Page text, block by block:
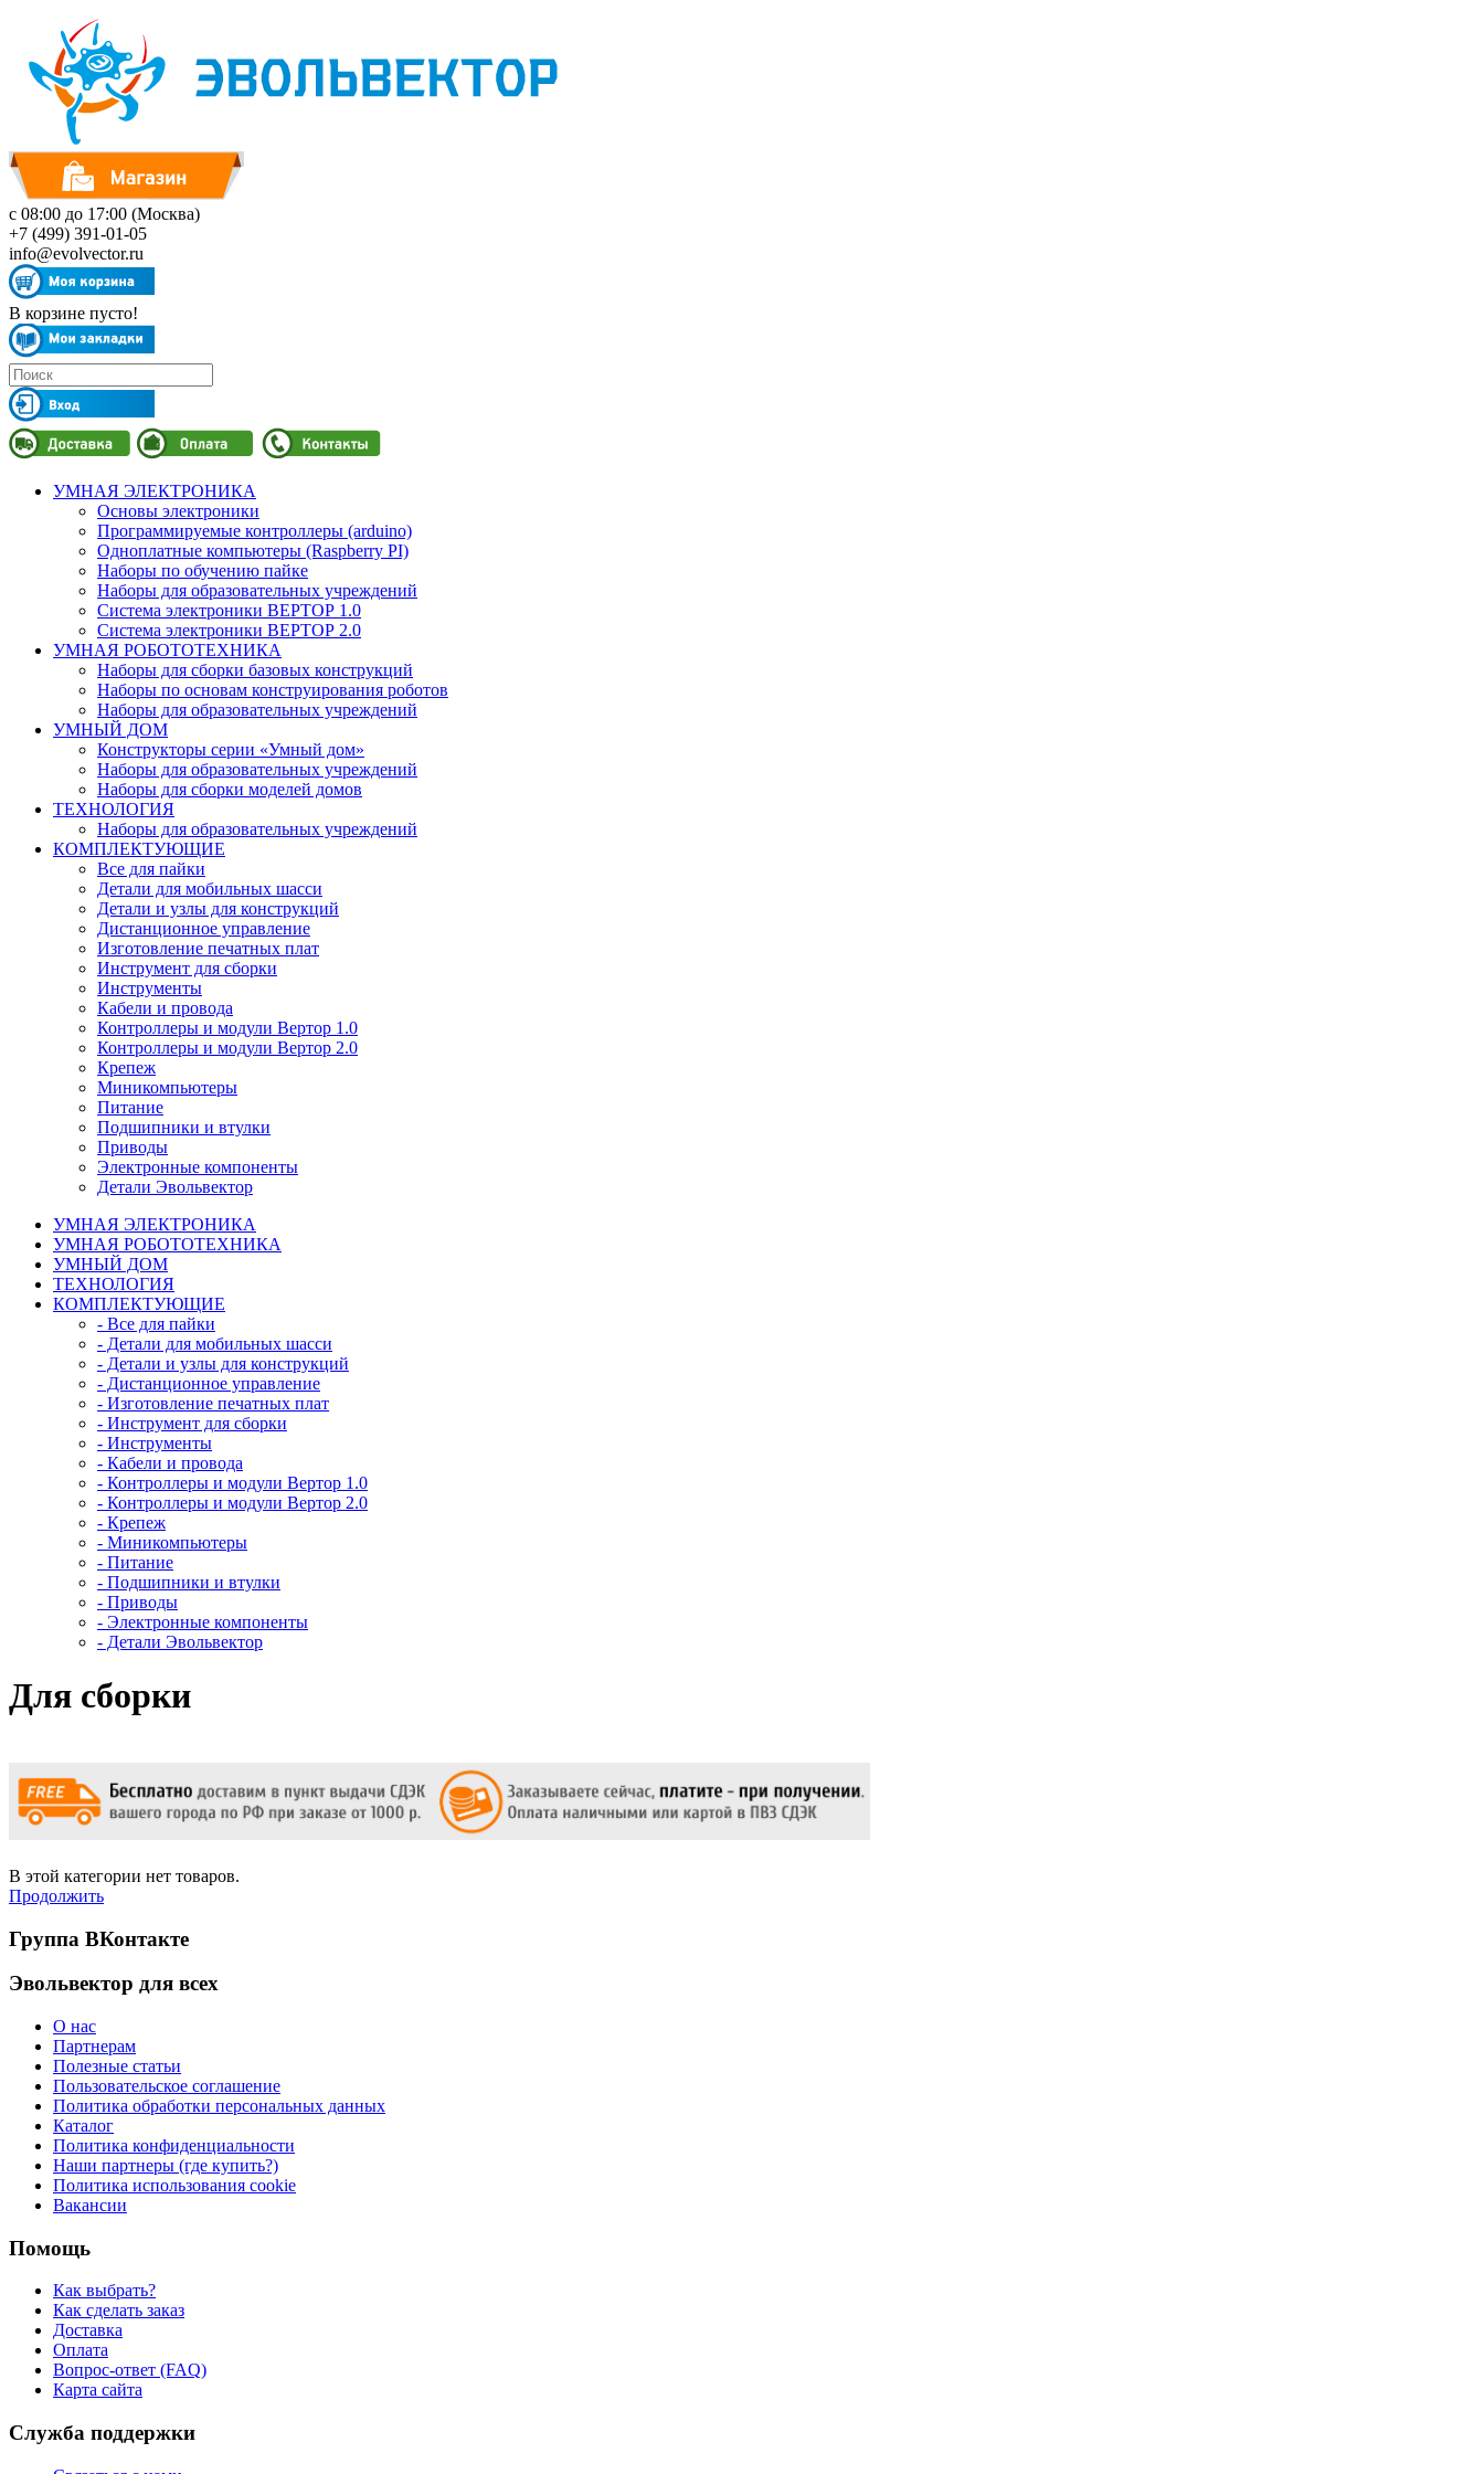
с 08:00 до 17:00 (Москва)
+7 (499) 391-01-05
info@evolvector.ru
В корзине пусто!
УМНАЯ ЭЛЕКТРОНИКА
Основы электроники
Программируемые контроллеры (arduino)
Одноплатные компьютеры (Raspberry PI)
Наборы по обучению пайке
Наборы для образовательных учреждений
Система электроники ВЕРТОР 1.0
Система электроники ВЕРТОР 2.0
УМНАЯ РОБОТОТЕХНИКА
Наборы для сборки базовых конструкций
Наборы по основам конструирования роботов
Наборы для образовательных учреждений
УМНЫЙ ДОМ
Конструкторы серии «Умный дом»
Наборы для образовательных учреждений
Наборы для сборки моделей домов
ТЕХНОЛОГИЯ
Наборы для образовательных учреждений
КОМПЛЕКТУЮЩИЕ
Все для пайки
Детали для мобильных шасси
Детали и узлы для конструкций
Дистанционное управление
Изготовление печатных плат
Инструмент для сборки
Инструменты
Кабели и провода
Контроллеры и модули Вертор 1.0
Контроллеры и модули Вертор 2.0
Крепеж
Миникомпьютеры
Питание
Подшипники и втулки
Приводы
Электронные компоненты
Детали Эвольвектор
УМНАЯ ЭЛЕКТРОНИКА
УМНАЯ РОБОТОТЕХНИКА
УМНЫЙ ДОМ
ТЕХНОЛОГИЯ
КОМПЛЕКТУЮЩИЕ
- Все для пайки
- Детали для мобильных шасси
- Детали и узлы для конструкций
- Дистанционное управление
- Изготовление печатных плат
- Инструмент для сборки
- Инструменты
- Кабели и провода
- Контроллеры и модули Вертор 1.0
- Контроллеры и модули Вертор 2.0
- Крепеж
- Миникомпьютеры
- Питание
- Подшипники и втулки
- Приводы
- Электронные компоненты
- Детали Эвольвектор
Для сборки
В этой категории нет товаров.
Продолжить
Группа ВКонтакте
Эвольвектор для всех
О нас
Партнерам
Полезные статьи
Пользовательское соглашение
Политика обработки персональных данных
Каталог
Политика конфиденциальности
Наши партнеры (где купить?)
Политика использования cookie
Вакансии
Помощь
Как выбрать?
Как сделать заказ
Доставка
Оплата
Вопрос-ответ (FAQ)
Карта сайта
Служба поддержки